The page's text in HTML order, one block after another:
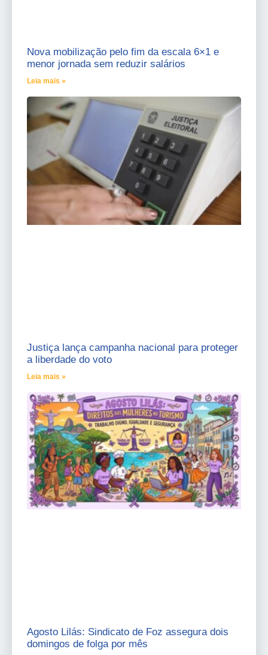
Nova mobilização pelo fim da escala 6×1 e
menor jornada sem reduzir salários
Leia mais »
Justiça lança campanha nacional para proteger
a liberdade do voto
Leia mais »
Agosto Lilás: Sindicato de Foz assegura dois
domingos de folga por mês